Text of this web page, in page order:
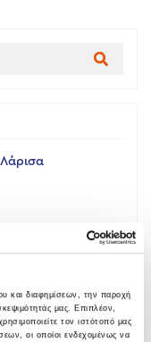
και διαφημίσεων, την παροχή
μας. Επιπλέον,
τον ιστότοπό μας
οι οποίοι ενδεχομένως να
κατασκευής
ενέργειας